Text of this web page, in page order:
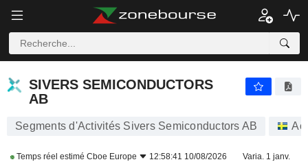
SIVERS SEMICONDUCTORS
AB
Segments d'Activités Sivers Semiconductors AB
Temps réel estimé Cboe Europe 12:58:41 10/08/2026 Varia. 1 janv.